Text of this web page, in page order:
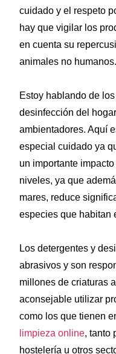
cuidado y el respeto
hay que vigilar los
en cuenta su
animales no humanos.
Estoy hablando de
desinfección del
ambientadores. Aquí
especial cuidado ya
un importante
niveles, ya que
mares, reduce
especies que habitan
Los detergentes y
abrasivos y son
millones de criaturas
aconsejable utilizar
como los que tienen
limpieza online, tanto
hostelería u otros